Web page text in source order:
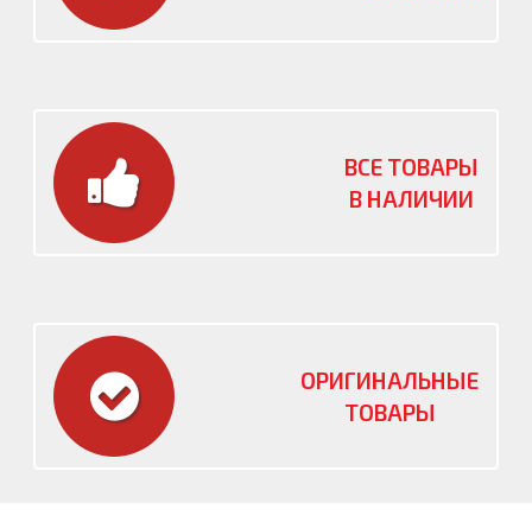
ВСЕ ТОВАРЫ
В НАЛИЧИИ
ОРИГИНАЛЬНЫЕ
ТОВАРЫ